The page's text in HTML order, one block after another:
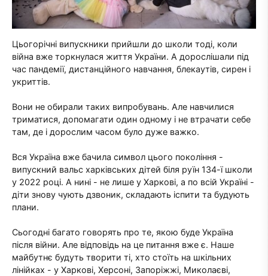
Цьогорічні випускники прийшли до школи тоді, коли
війна вже торкнулася життя України. А дорослішали під
час пандемії, дистанційного навчання, блекаутів, сирен і
укриттів.
Вони не обирали таких випробувань. Але навчилися
триматися, допомагати один одному і не втрачати себе
там, де і дорослим часом було дуже важко.
Вся Україна вже бачила символ цього покоління -
випускний вальс харківських дітей біля руїн 134-ї школи
у 2022 році. А нині - не лише у Харкові, а по всій Україні -
діти знову чують дзвоник, складають іспити та будують
плани.
Сьогодні багато говорять про те, якою буде Україна
після війни. Але відповідь на це питання вже є. Наше
майбутнє будуть творити ті, хто стоїть на шкільних
лінійках - у Харкові, Херсоні, Запоріжжі, Миколаєві,